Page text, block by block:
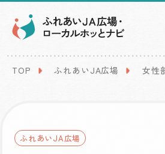
TOP ふれあいJA広場 女性
ふれあいJA広場